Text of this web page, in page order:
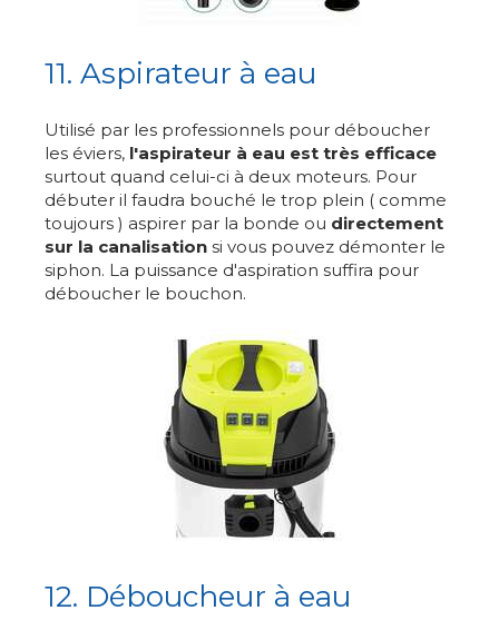
11. Aspirateur à eau
Utilisé par les professionnels pour déboucher
les éviers, l'aspirateur à eau est très efficace
surtout quand celui-ci à deux moteurs. Pour
débuter il faudra bouché le trop plein ( comme
toujours ) aspirer par la bonde ou directement
sur la canalisation si vous pouvez démonter le
siphon. La puissance d'aspiration suffira pour
déboucher le bouchon.
12. Déboucheur à eau